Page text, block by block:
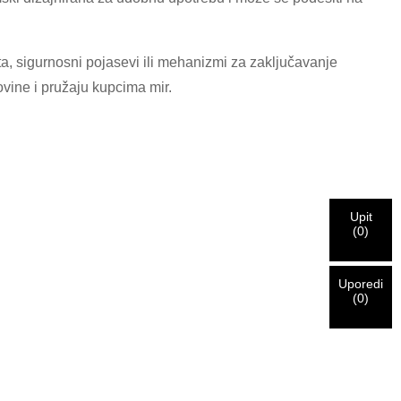
sigurnosni pojasevi ili mehanizmi za zaključavanje
i pružaju kupcima mir.
Upit
(0)
Uporedi
(0)